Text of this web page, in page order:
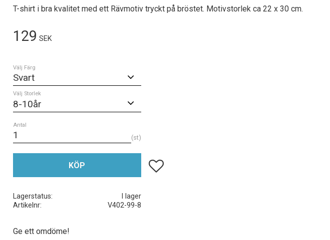
T-shirt i bra kvalitet med ett Rävmotiv tryckt på bröstet. Motivstorlek ca 22 x 30 cm.
129 SEK
Välj Färg
Välj Storlek
Antal
st
KÖP Lägg till i favoriter
Lagerstatus
I lager
Artikelnr
V402-99-8
Ge ett omdöme!